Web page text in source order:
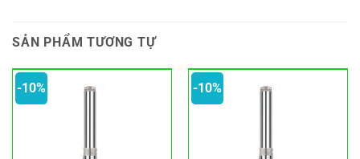
SẢN PHẨM TƯƠNG TỰ
-10% -10%